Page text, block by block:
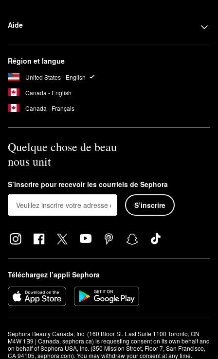
Aide
Région et langue
United States - English
Canada - English
Canada - Français
Quelque chose de beau
nous unit
S’inscrire pour recevoir les courriels de Sephora
S’inscrire
Téléchargez l’appli Sephora
Sephora Beauty Canada, Inc. (160 Bloor St. East Suite 1100 Toronto, ON
M4W 1B9 | Canada, sephora.ca) is requesting consent on its own behalf and
on behalf of Sephora USA, Inc. (350 Mission Street, Floor 7, San Francisco,
CA 94105, sephora.com). You may withdraw your consent at any time.